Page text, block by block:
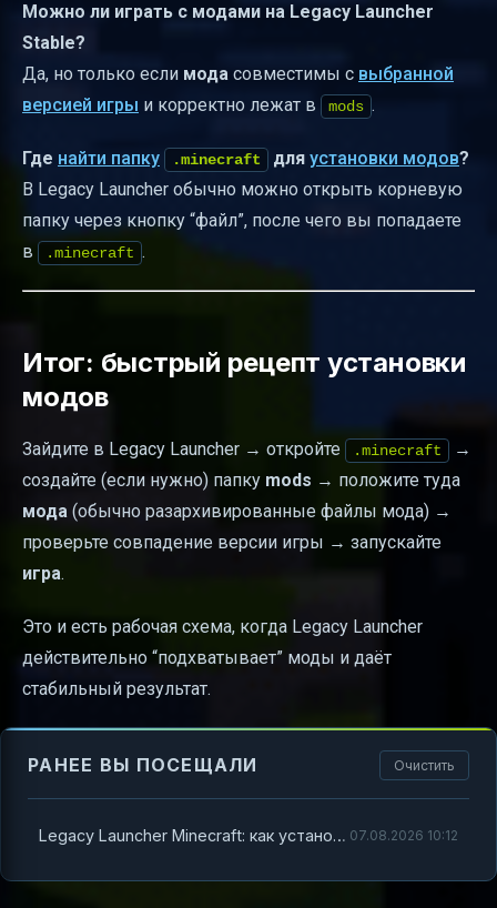
Можно ли играть с модами на Legacy Launcher
Stable?
Да, но только если мода совместимы с выбранной
версией игры и корректно лежат в mods .
Где найти папку .minecraft для установки модов?
В Legacy Launcher обычно можно открыть корневую
папку через кнопку “файл”, после чего вы попадаете
в
.minecraft .
Итог: быстрый рецепт установки
модов
Зайдите в Legacy Launcher → откройте .minecraft
→
создайте (если нужно) папку mods → положите туда
мода (обычно разархивированные файлы мода) →
проверьте совпадение версии игры → запускайте
игра.
Это и есть рабочая схема, когда Legacy Launcher
действительно “подхватывает” моды и даёт
стабильный результат.
РАНЕЕ ВЫ ПОСЕЩАЛИ Очистить
Legacy Launcher Minecraft: как установить моды 07.08.2026 10:12